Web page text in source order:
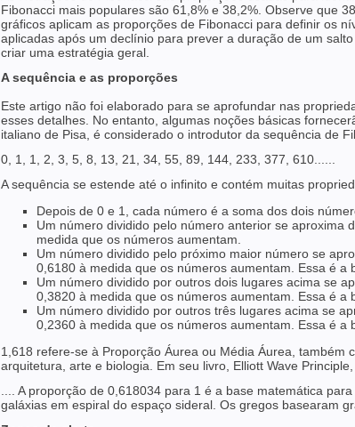
Fibonacci mais populares são 61,8% e 38,2%. Observe que
gráficos aplicam as proporções de Fibonacci para definir os
aplicadas após um declínio para prever a duração de um
criar uma estratégia geral.
A sequência e as proporções
Este artigo não foi elaborado para se aprofundar nas
esses detalhes. No entanto, algumas noções básicas
italiano de Pisa, é considerado o introdutor da sequência de
0, 1, 1, 2, 3, 5, 8, 13, 21, 34, 55, 89, 144, 233, 377, 610......
A sequência se estende até o infinito e contém muitas
Depois de 0 e 1, cada número é a soma dos dois
Um número dividido pelo número anterior se aproxima
medida que os números aumentam.
Um número dividido pelo próximo maior número se
0,6180 à medida que os números aumentam. Essa é a
Um número dividido por outros dois lugares acima se
0,3820 à medida que os números aumentam. Essa é
Um número dividido por outros três lugares acima se
0,2360 à medida que os números aumentam. Essa é a
1,618 refere-se à Proporção Áurea ou Média Áurea, também
arquitetura, arte e biologia. Em seu livro, Elliott Wave
.... A proporção de 0,618034 para 1 é a base matemática
galáxias em espiral do espaço sideral. Os gregos basearam